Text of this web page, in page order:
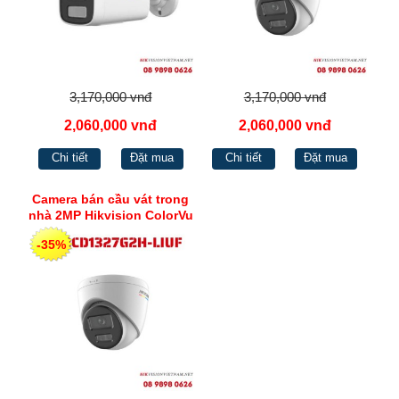
3,170,000 vnđ
2,060,000 vnđ
Chi tiết Đặt mua
3,170,000 vnđ
2,060,000 vnđ
Chi tiết Đặt mua
Camera bán cầu vát trong
nhà 2MP Hikvision ColorVu
phát hiện người phương
tiện, cùng Chế độ đèn
2CD1327G2H-LIUF
-35%